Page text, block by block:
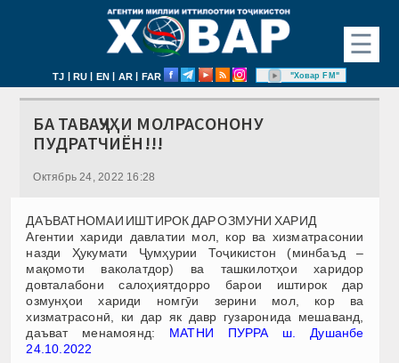
☰
TJ | RU | EN | AR | FAR "Ховар FM"
БА ТАВАҶҶУҲИ МОЛРАСОНОНУ
ПУДРАТЧИЁН!!!
Октябрь 24, 2022 16:28
ДАЪВАТНОМАИ ИШТИРОК ДАР ОЗМУНИ ХАРИД
Агентии хариди давлатии мол, кор ва хизматрасонии
назди Ҳукумати Ҷумҳурии Тоҷикистон (минбаъд –
мақомоти ваколатдор) ва ташкилотҳои харидор
довталабони салоҳиятдорро барои иштирок дар
озмунҳои хариди номгӯи зерини мол, кор ва
хизматрасонӣ, ки дар як давр гузаронида мешаванд,
даъват менамоянд: МАТНИ ПУРРА ш. Душанбе
24.10.2022